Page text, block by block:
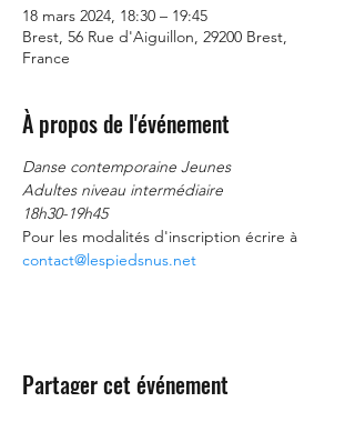
18 mars 2024, 18:30 – 19:45
Brest, 56 Rue d'Aiguillon, 29200 Brest,
France
À propos de l'événement
Danse contemporaine Jeunes
Adultes niveau intermédiaire
18h30-19h45
Pour les modalités d'inscription écrire à
contact@lespiedsnus.net
Partager cet événement